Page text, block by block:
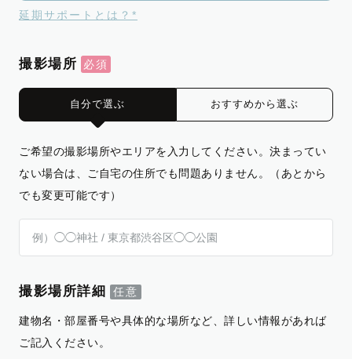
延期サポートとは？*
撮影場所
自分で選ぶ おすすめから選ぶ
ご希望の撮影場所やエリアを入力してください。決まってい
ない場合は、ご自宅の住所でも問題ありません。（あとから
でも変更可能です）
撮影場所詳細
建物名・部屋番号や具体的な場所など、詳しい情報があれば
ご記入ください。